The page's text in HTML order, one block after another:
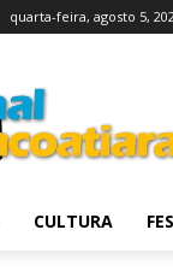
quarta-feira, agosto 5,
CULTURA